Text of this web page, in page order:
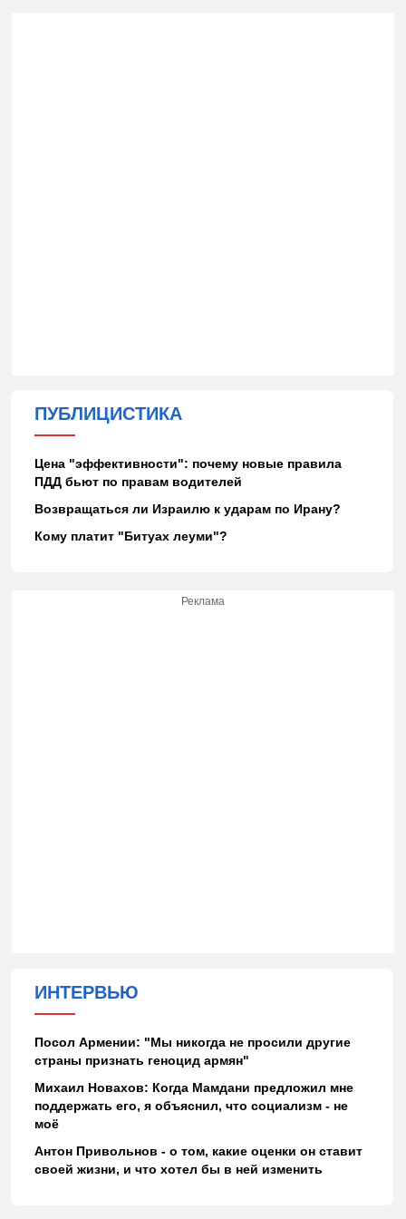
ПУБЛИЦИСТИКА
Цена "эффективности": почему новые правила
ПДД бьют по правам водителей
Возвращаться ли Израилю к ударам по Ирану?
Кому платит "Битуах леуми"?
Реклама
ИНТЕРВЬЮ
Посол Армении: "Мы никогда не просили другие
страны признать геноцид армян"
Михаил Новахов: Когда Мамдани предложил мне
поддержать его, я объяснил, что социализм - не
моё
Антон Привольнов - о том, какие оценки он ставит
своей жизни, и что хотел бы в ней изменить